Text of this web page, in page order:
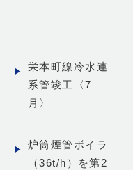
栄本町線冷水連
系管竣工〈7
月〉
炉筒煙管ボイラ
（36t/h）を第2